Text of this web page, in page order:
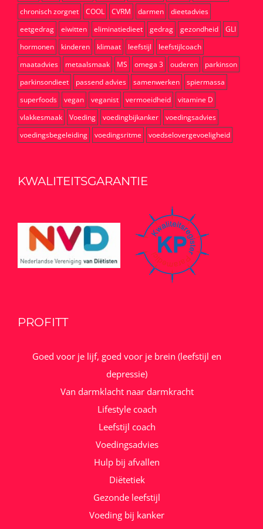
chronisch zorgnet
COOL CVRM darmen
dieetadvies
eetgedrag
eiwitten eliminatiedieet gedrag gezondheid
GLI
hormonen
kinderen klimaat leefstijl
leefstijlcoach
maatadvies
metaalsmaak MS omega 3 ouderen
parkinson
parkinsondieet
passend advies samenwerken
spiermassa
superfoods
vegan veganist vermoeidheid
vitamine D
vlakkesmaak
Voeding voedingbijkanker
voedingsadvies
voedingsbegeleiding
voedingsritme voedselovergevoeligheid
KWALITEITSGARANTIE
PROFITT
Goed voor je lijf, goed voor je brein (leefstijl en
depressie)
Van darmklacht naar darmkracht
Lifestyle coach
Leefstijl coach
Voedingsadvies
Hulp bij afvallen
Diëtetiek
Gezonde leefstijl
Voeding bij kanker